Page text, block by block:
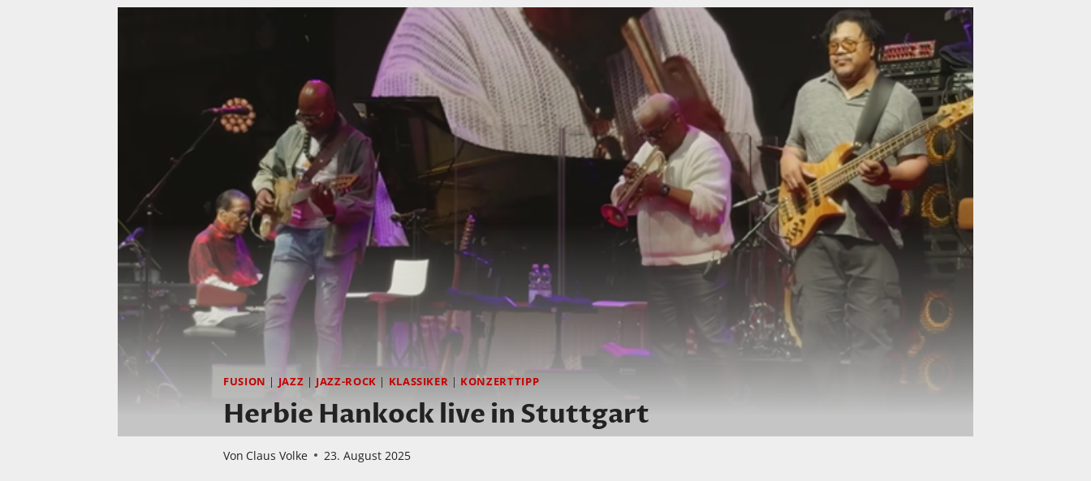
FUSION | JAZZ | JAZZ-ROCK | KLASSIKER | KONZERTTIPP
Herbie Hankock live in Stuttgart
Von Claus Volke 23. August 2025